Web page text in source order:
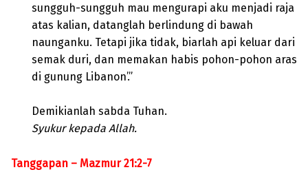
sungguh-sungguh mau mengurapi aku menjadi raja
atas kalian, datanglah berlindung di bawah
naunganku. Tetapi jika tidak, biarlah api keluar dari
semak duri, dan memakan habis pohon-pohon aras
di gunung Libanon’.”
Demikianlah sabda Tuhan.
Syukur kepada Allah.
Tanggapan – Mazmur 21:2-7